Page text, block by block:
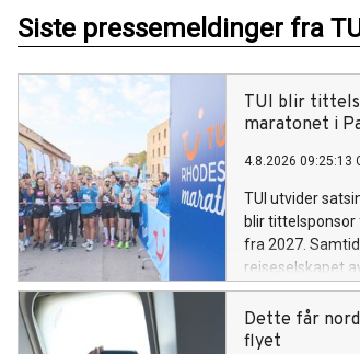
Siste pressemeldinger fra
TUI blir
maratonet i
4.8.2026 09:25:13
TUI utvider
blir
fra 2027.
reiseselskapet
Maraton til 2030.
Dette får
flyet